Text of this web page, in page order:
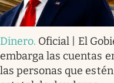
Dinero. Oficial | El
embarga las cuentas
las personas que